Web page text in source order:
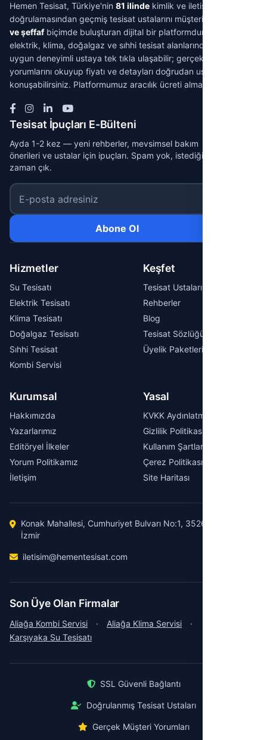
Hemen Tesisat, Türkiye'nin 81 ilinde kimlik ve iletişim
doğrulamasından geçmiş tesisat ustalarını müşterilerle
ve şeffafbiçimde buluşturan dijital bir platformdur. Su tesisatı,
elektrik, klima, doğalgaz ve sıhhi tesisat alanlarında ihtiyacınıza
uygun deneyimli ustaya tek tıkla ulaşabilir; gerçek müşteri
yorumlarını okuyup fiyatı ve detayları doğrudan ustayla
konuşabilirsiniz. Platformumuz aracılık ücreti almaz.
Tesisat İpuçları E-Bülteni
Ayda 1-2 kez — yeni rehberler, mevsimsel bakım
önerileri ve ustalar için ipuçları. Spam yok, istediğin
zaman çık.
E-posta adresiniz
Abone Ol
Hizmetler
Su Tesisatı
Elektrik Tesisatı
Klima Tesisatı
Doğalgaz Tesisatı
Sıhhi Tesisat
Kombi Servisi
Keşfet
Tesisat Ustaları
Rehberler
Blog
Tesisat Sözlüğü
Üyelik Paketleri
Kurumsal
Hakkımızda
Yazarlarımız
Editöryel İlkeler
Yorum Politikamız
İletişim
Yasal
KVKK Aydınlatma Metni
Gizlilik Politikası
Kullanım Şartları
Çerez Politikası
Site Haritası
Konak Mahallesi, Cumhuriyet Bulvarı No:1, 35260 Konak /
İzmir
iletisim@hementesisat.com
Son Üye Olan Firmalar
Aliağa Kombi Servisi · Aliağa Klima Servisi
·
Karşıyaka Su Tesisatı
SSL Güvenli Bağlantı
Doğrulanmış Tesisat Ustaları
Gerçek Müşteri Yorumları